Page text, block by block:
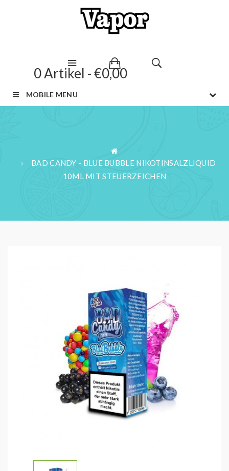
0 Artikel - €0,00
MOBILE MENU
BAD CANDY - BLUE BUBBLE NIKOTINSALZLIQUID
10ML MIT STEUERZEICHEN